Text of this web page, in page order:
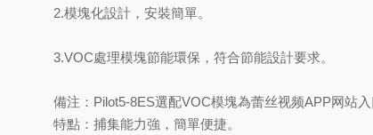
2.模塊化設計，安裝簡單。
3.VOC處理模塊節能環保，符合節能設計要求。
備注：Pilot5-8ES選配VOC模塊為蕾丝视频APP网站
特點：捕集能力強，簡單便捷。